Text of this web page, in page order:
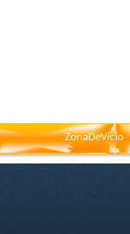
ZonaDeVicio